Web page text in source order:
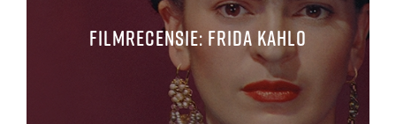
Filmrecensie: Frida Kahlo